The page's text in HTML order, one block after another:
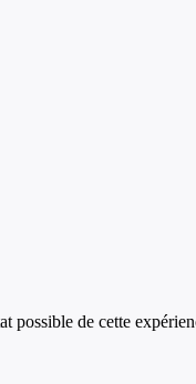
possible de cette